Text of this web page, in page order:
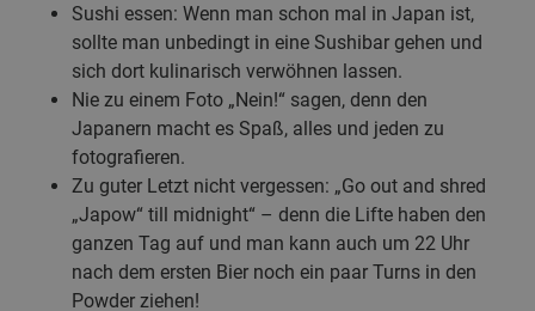
Sushi essen: Wenn man schon mal in Japan ist,
sollte man unbedingt in eine Sushibar gehen und
sich dort kulinarisch verwöhnen lassen.
Nie zu einem Foto „Nein!“ sagen, denn den
Japanern macht es Spaß, alles und jeden zu
fotografieren.
Zu guter Letzt nicht vergessen: „Go out and shred
„Japow“ till midnight“ – denn die Lifte haben den
ganzen Tag auf und man kann auch um 22 Uhr
nach dem ersten Bier noch ein paar Turns in den
Powder ziehen!